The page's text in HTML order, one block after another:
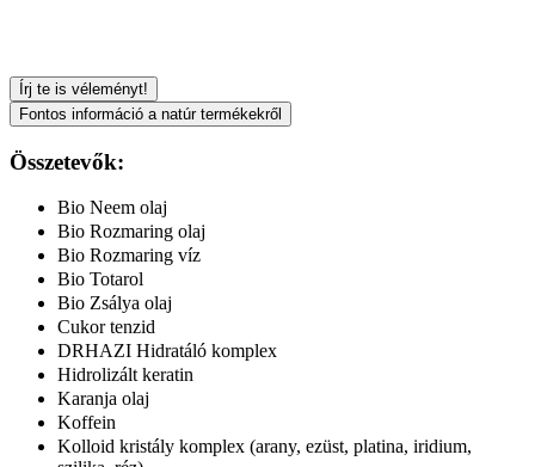
Írj te is véleményt!
Fontos információ a natúr termékekről
Összetevők:
Bio Neem olaj
Bio Rozmaring olaj
Bio Rozmaring víz
Bio Totarol
Bio Zsálya olaj
Cukor tenzid
DRHAZI Hidratáló komplex
Hidrolizált keratin
Karanja olaj
Koffein
Kolloid kristály komplex (arany, ezüst, platina, iridium,